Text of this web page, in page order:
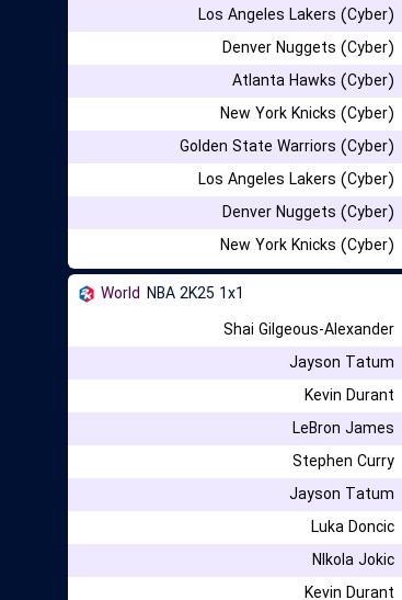
Los Angeles Lakers (Cyber)
Denver Nuggets (Cyber)
Atlanta Hawks (Cyber)
New York Knicks (Cyber)
Golden State Warriors (Cyber)
Los Angeles Lakers (Cyber)
Denver Nuggets (Cyber)
New York Knicks (Cyber)
World NBA 2K25 1x1
Shai Gilgeous-Alexander
Jayson Tatum
Kevin Durant
LeBron James
Stephen Curry
Jayson Tatum
Luka Doncic
NIkola Jokic
Kevin Durant